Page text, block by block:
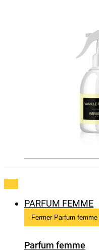
PARFUM FEMME
Fermer Parfum femme
Parfum femme